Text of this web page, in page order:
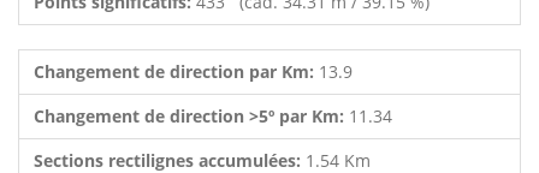
Changement de direction par Km: 13.9
Changement de direction >5º par Km: 11.34
Sections rectilignes accumulées: 1.54 Km